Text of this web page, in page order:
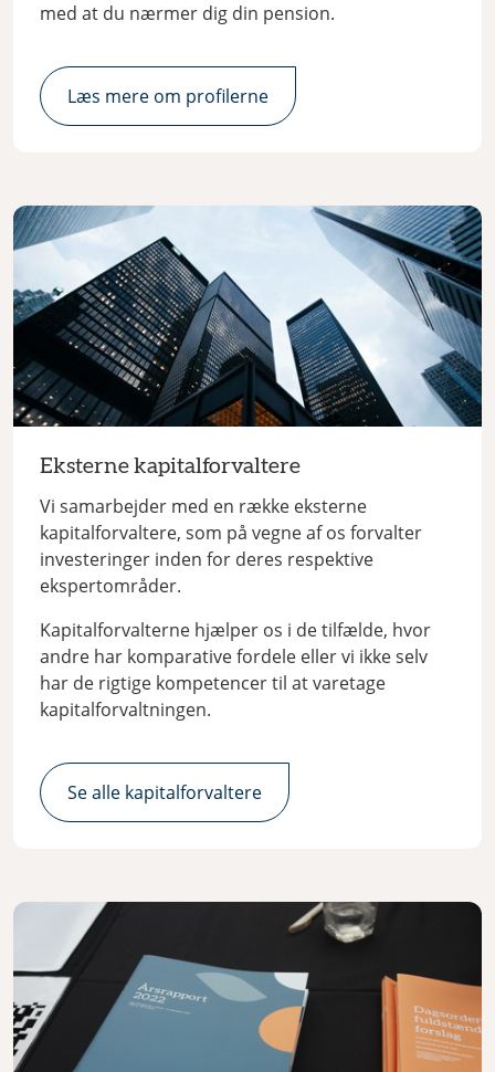
med at du nærmer dig din pension.
Læs mere om profilerne
Eksterne kapitalforvaltere
Vi samarbejder med en række eksterne
kapitalforvaltere, som på vegne af os forvalter
investeringer inden for deres respektive
ekspertområder.
Kapitalforvalterne hjælper os i de tilfælde, hvor
andre har komparative fordele eller vi ikke selv
har de rigtige kompetencer til at varetage
kapitalforvaltningen.
Se alle kapitalforvaltere